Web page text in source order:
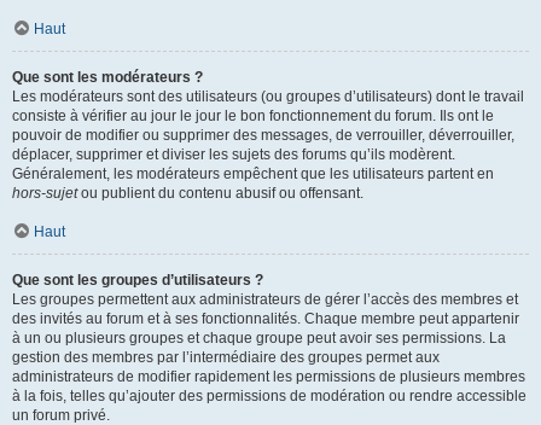
Haut
Que sont les modérateurs ?
Les modérateurs sont des utilisateurs (ou groupes d’utilisateurs) dont le travail
consiste à vérifier au jour le jour le bon fonctionnement du forum. Ils ont le
pouvoir de modifier ou supprimer des messages, de verrouiller, déverrouiller,
déplacer, supprimer et diviser les sujets des forums qu’ils modèrent.
Généralement, les modérateurs empêchent que les utilisateurs partent en
hors-sujetou publient du contenu abusif ou offensant.
Haut
Que sont les groupes d’utilisateurs ?
Les groupes permettent aux administrateurs de gérer l’accès des membres et
des invités au forum et à ses fonctionnalités. Chaque membre peut appartenir
à un ou plusieurs groupes et chaque groupe peut avoir ses permissions. La
gestion des membres par l’intermédiaire des groupes permet aux
administrateurs de modifier rapidement les permissions de plusieurs membres
à la fois, telles qu’ajouter des permissions de modération ou rendre accessible
un forum privé.